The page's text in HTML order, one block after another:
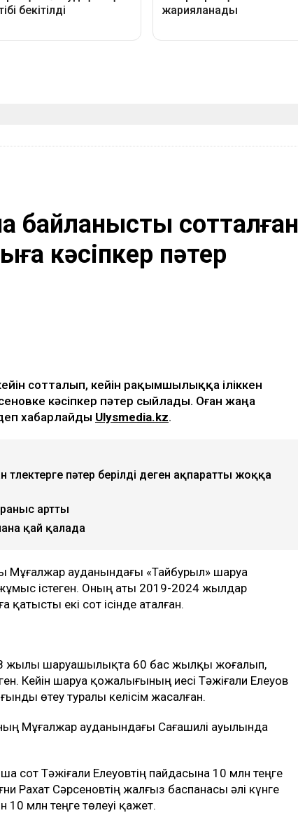
байланысты сотталған
кәсіпкер пәтер
сотталып, кейін рақымшылыққа іліккен
кәсіпкер пәтер сыйлады. Оған жаңа
хабарлайдыUlysmedia.kz.
артты
қай қалада